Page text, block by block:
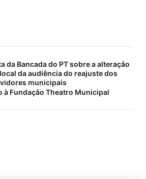
da Bancada do PT sobre a alteração
da audiência do reajuste dos
municipais
à Fundação Theatro Municipal